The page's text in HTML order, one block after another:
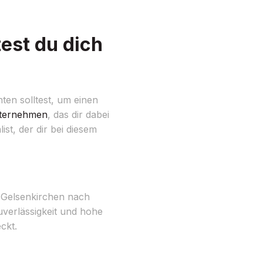
du dich
solltest, um einen
, das dir dabei
der dir bei diesem
nach
und hohe